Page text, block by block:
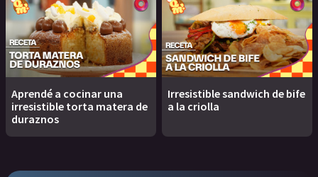
Aprendé a cocinar una
irresistible torta matera de
duraznos
Irresistible sandwich de bife
a la criolla